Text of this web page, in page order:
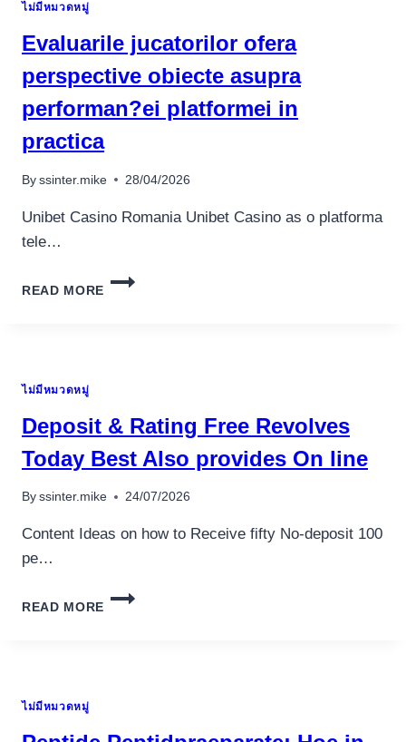
CASINO
KARAMBA
ANMELDEN
BIS
DAHINTER
100
PLAYMILLION
ไม่มีหมวดหมู่
Evaluarile jucatorilor ofera
perspective obiecte asupra
performan?ei platformei in
practica
By ssinter.mike 28/04/2026
Unibet Casino Romania Unibet Casino as o platforma
tele…
READ MORE
EVALUARILE
PLATFORMEI
IN
PRACTICA
ไม่มีหมวดหมู่
Deposit & Rating Free Revolves
Today Best Also provides On line
By ssinter.mike 24/07/2026
Content Ideas on how to Receive fifty No-deposit 100
pe…
READ MORE
DEPOSIT
ไม่มีหมวดหมู่